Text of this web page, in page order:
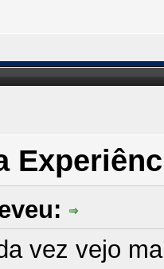
vez vejo